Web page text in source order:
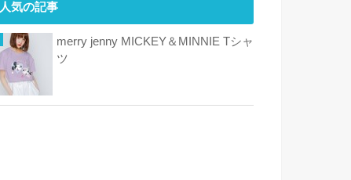
人気の記事
merry jenny MICKEY＆MINNIE Tシャ
ツ